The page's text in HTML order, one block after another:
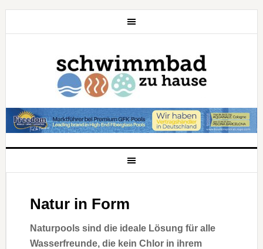
Natur in Form
Naturpools sind die ideale Lösung für alle
Wasserfreunde, die kein Chlor in ihrem